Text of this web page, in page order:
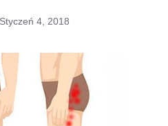
Styczeń 4, 2018